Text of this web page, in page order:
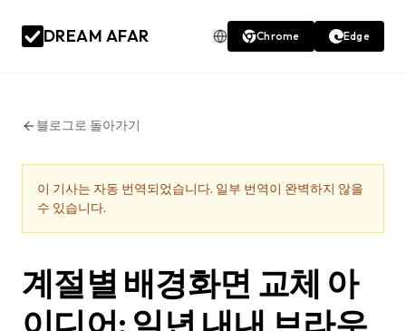
DREAM AFAR Chrome Edge
블로그로 돌아가기
이 기사는 자동 번역되었습니다. 일부 번역이 완벽하지 않을
수 있습니다.
계절별 배경화면 교체 아